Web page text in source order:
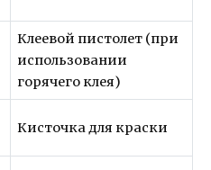
Клеевой пистолет (при
использовании
горячего клея)
Кисточка для краски